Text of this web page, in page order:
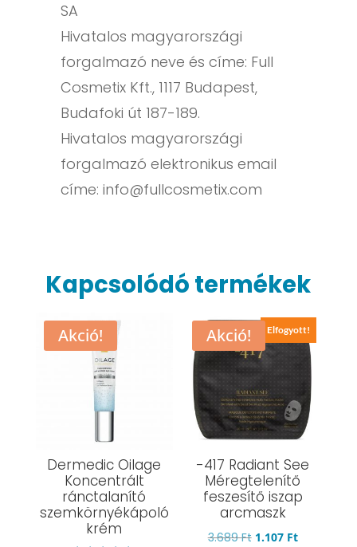
SA
Hivatalos magyarországi
forgalmazó neve és címe: Full
Cosmetix Kft., 1117 Budapest,
Budafoki út 187-189.
Hivatalos magyarországi
forgalmazó elektronikus email
címe: info@fullcosmetix.com
Kapcsolódó termékek
Akció!
Dermedic Oilage
Koncentrált
ránctalanító
szemkörnyékápoló
krém
Akció! Elfogyott!
-417 Radiant See
Méregtelenítő
feszesítő iszap
arcmaszk
3.689Ft Original
1.107 FtCurrent